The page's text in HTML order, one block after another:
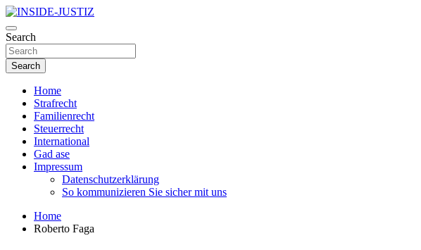
Skip
to
content
INSIDE-JUSTIZ
Investigativer Journalismus zur Dritten Gewalt
Search
Search
Home
Strafrecht
Familienrecht
Steuerrecht
International
Gad ase
Impressum
Datenschutzerklärung
So kommunizieren Sie sicher mit uns
Home
Roberto Faga